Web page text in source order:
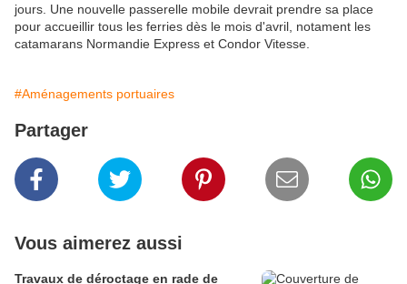
jours. Une nouvelle passerelle mobile devrait prendre sa place
pour accueillir tous les ferries dès le mois d'avril, notament les
catamarans Normandie Express et Condor Vitesse.
#Aménagements portuaires
Partager
Vous aimerez aussi
Travaux de déroctage en rade de